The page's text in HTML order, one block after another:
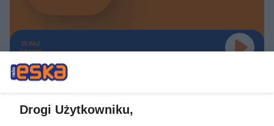
TERAZ
GRAMY
Drogi Użytkowniku,